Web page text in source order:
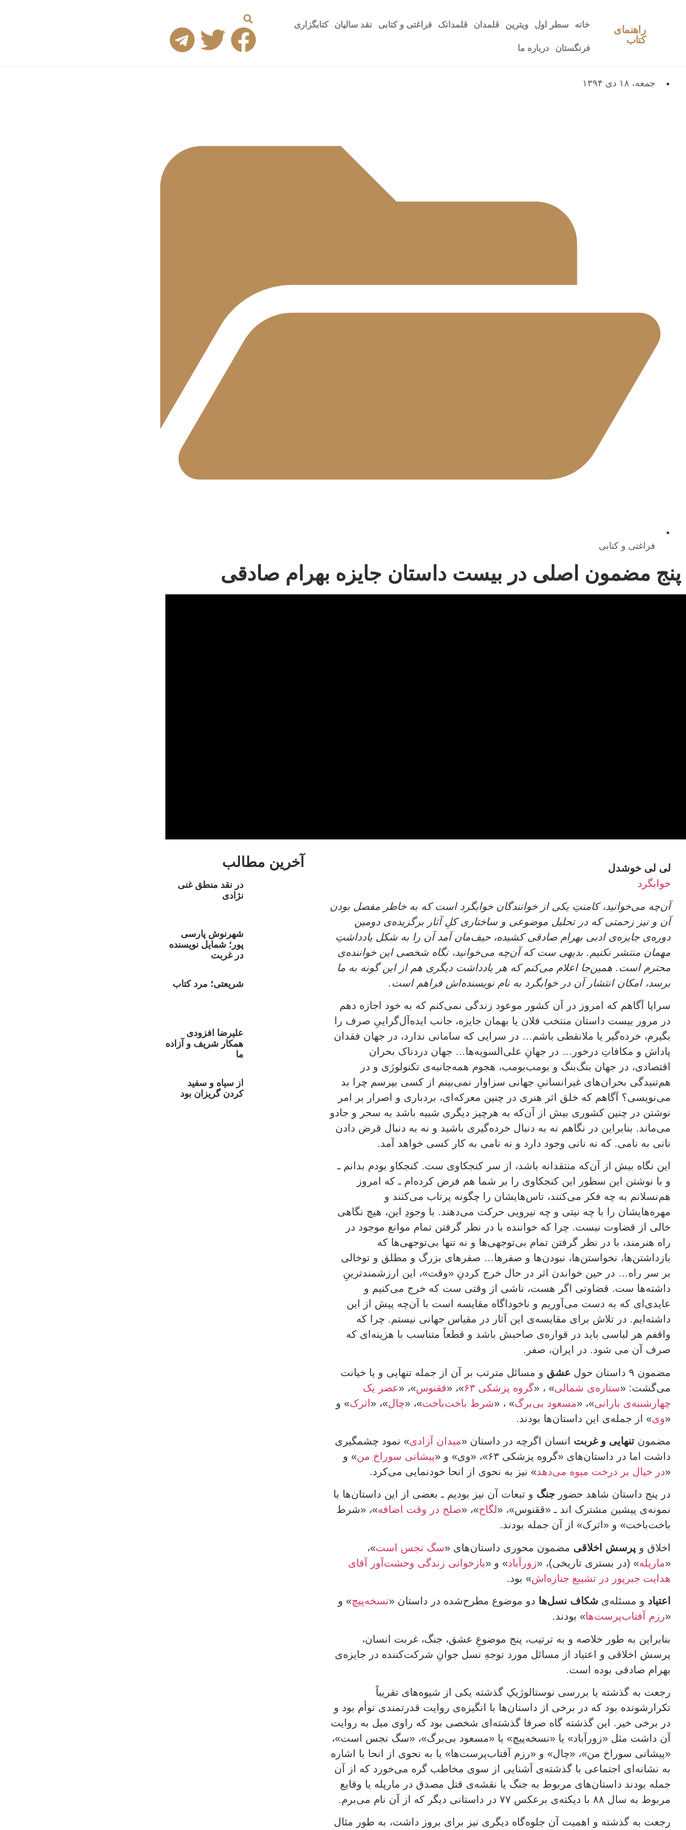
راهنمای
کتاب
خانه سطر اول ویترین قلمدان قلمدانک فراغتی و کتابی نقد سالیان کتابگزاری
فرنگستان درباره ما
جمعه، ۱۸ دی ۱۳۹۴
فراغتی و کتابی
پنج مضمون اصلی در بیست داستان جایزه بهرام صادقی
لی لی خوشدل
خوابگرد
آن‌چه می‌خوانید، کامنتِ یکی از خوانندگان خوابگرد است که به خاطر مفصل بودن
آن و نیز زحمتی که در تحلیل موضوعی و ساختاری کلِ آثار برگزیده‌ی دومین
دوره‌ی جایزه‌ی ادبی بهرام صادقی کشیده، حیف‌مان آمد آن را به شکل یادداشتِ
مهمان منتشر نکنیم. بدیهی ست که آن‌چه می‌خوانید، نگاه شخصی این خواننده‌ی
محترم است. همین‌جا اعلام می‌کنم که هر یادداشت دیگری هم از این گونه به ما
برسد، امکان انتشار آن در خوابگرد به نام نویسنده‌اش فراهم است.
سراپا آگاهم که امروز در آن کشور موعود زندگی نمی‌کنم که به خود اجازه دهم
در مرور بیست داستان منتخب فلان یا بهمان جایزه، جانب ایده‌آل‌گراییِ صرف را
بگیرم، خرده‌گیر یا ملا‌نقطی باشم… در سرایی که سامانی ندارد، در جهان فقدان
پاداش و مکافاتِ درخور… در جهانِ علی‌السویه‌ها… جهان دردناک بحران
اقتصادی، در جهان بنگ‌بنگ و بومب‌بومب، هجوم همه‌جانبه‌ی تکنولوژی و در
هم‌تنیدگی بحران‌های غیرانسانیِ جهانی سزاوار نمی‌بینم از کسی بپرسم چرا بد
می‌نویسی؟ آگاهم که خلق اثر هنری در چنین معرکه‌ای، بردباری و اصرار بر امر
نوشتن در چنین کشوری بیش از آن‌که به هرچیز دیگری شبیه باشد به سحر و جادو
می‌ماند. بنابراین در نگاهم نه به دنبال خرده‌گیری باشید و نه به دنبال قرض دادن
نانی به نامی. که نه نانی وجود دارد و نه نامی به کار کسی خواهد آمد.
این نگاه بیش از آن‌که منتقدانه باشد، از سر کنجکاوی ست. کنجکاو بودم بدانم ـ
و با نوشتن این سطور این کنجکاوی را بر شما هم فرض کرده‌ام ـ که امروز
هم‌نسلانم به چه فکر می‌کنند، تاس‌هایشان را چگونه پرتاب می‌کنند و
مهره‌هایشان را با چه نیتی و چه نیرویی حرکت می‌دهند. با وجودِ این، هیچ نگاهی
خالی از قضاوت نیست. چرا که خواننده با در نظر گرفتن تمام موانع موجود در
راه هنرمند، با در نظر گرفتن تمام بی‌توجهی‌ها و نه تنها بی‌توجهی‌ها که
بازداشتن‌ها، نخواستن‌ها، نبودن‌ها و صفرها… صفرهای بزرگ و مطلق و توخالی
بر سر راه… در حین خواندن اثر در حال خرج کردنِ «وقت»، این ارزشمندترینِ
داشته‌ها ست. قضاوتی اگر هست، ناشی از وقتی ‌ست که خرج می‌کنیم و
عایدی‌ای که به دست می‌آوریم و ناخوداگاه مقایسه است با آن‌چه پیش از این
داشته‌ایم. در تلاش برای مقایسه‌ی این آثار در مقیاس جهانی نیستم. چرا که
واقفم هر لباسی باید در قواره‌ی صاحبش باشد و قطعاً متناسب با هزینه‌ای که
صرف آن می شود. در ایران، صفر.
مضمون ۹ داستان حول عشق و مسائل مترتب بر آن از جمله تنهایی و یا خیانت
می‌گشت: «ستاره‌ی شمالی» ، «گروه پزشکی ۶۳ »، «ققنوس»، «عصر یک
چهارشنبه‌ی بارانی»، «مسعود بی‌برگ» ، «شرط باخت‌باخت»، «چال»، «اترک» و
«وی» از جمله‌ی این داستان‌ها بودند.
مضمون تنهایی و غربت انسان اگرچه در داستان «میدان آزادی» نمود چشمگیری
داشت اما در داستان‌های «گروه پزشکی ۶۳»، «وی» و «
پیشانی سوراخ من» و
«در خیال بر درخت میوه می‌دهد» نیز به نحوی از انحا خودنمایی می‌کرد.
در پنج داستان شاهد حضور جنگ و تبعات آن نیز بودیم ـ بعضی از این داستان‌ها با
نمونه‌ی پیشین مشترک اند ـ «ققنوس»، «لگاح»، «صلح در وقت اضافه»، «شرط
باخت‌باخت» و «اترک» از آن جمله بودند.
اخلاق و پرسش اخلاقی مضمون محوری داستان‌های «سگ نجس است»،
«مارپله» (در بستری تاریخی)، «زورآباد» و «بازخوانی زندگی وحشت‌آور آقای
هدایت جبرپور در تشییع جنازه‌اش» بود.
اعتیاد و مسئله‌ی شکاف نسل‌ها دو موضوع مطرح‌شده در داستان «نسخه‌پیچ» و
«رزم آفتاب‌پرست‌ها» بودند.
بنابراین به طور خلاصه و به ترتیب، پنج موضوعِ عشق، جنگ، غربت انسان،
پرسش اخلاقی و اعتیاد از مسائل مورد توجهِ نسل جوانِ شرکت‌کننده در جایزه‌ی
بهرام صادقی بوده است.
رجعت به گذشته یا بررسی نوستالوژیکِ گذشته یکی از شیوه‌های تقریباً
تکرارشونده بود که در برخی از داستان‌ها با انگیزه‌ی روایت قدرتمندی توأم بود و
در برخی خیر. این گذشته گاه صرفا گذشته‌ای شخصی بود که راوی میل به روایت
آن داشت مثل «زورآباد» یا «نسخه‌پیچ» یا «مسعود بی‌برگ»، «سگ نجس است»،
«پیشانی سوراخ من»، «چال» و «رزم آفتاب‌پرست‌ها» یا به نحوی از انحا با اشاره
به نشانه‌ای اجتماعی با گذشته‌ی آشنایی از سوی مخاطب گره می‌خورد که از آن
جمله بودند داستان‌های مربوط به جنگ یا نقشه‌ی قتل مصدق در مارپله یا وقایع
مربوط به سال ۸۸ با دیکته‌ی برعکس ۷۷ در داستانی دیگر که از آن نام می‌برم.
رجعت به گذشته و اهمیت آن جلوه‌گاه دیگری نیز برای بروز داشت، به طور مثال
آخرین مطالب
در نقد منطق غنی
نژادی
شهرنوش پارسی
پور؛ شمایل نویسنده
در غربت
شریعتی؛ مرد کتاب
علیرضا افزودی
همکار شریف و آزاده
ما
از سیاه و سفید
کردن گریزان بود